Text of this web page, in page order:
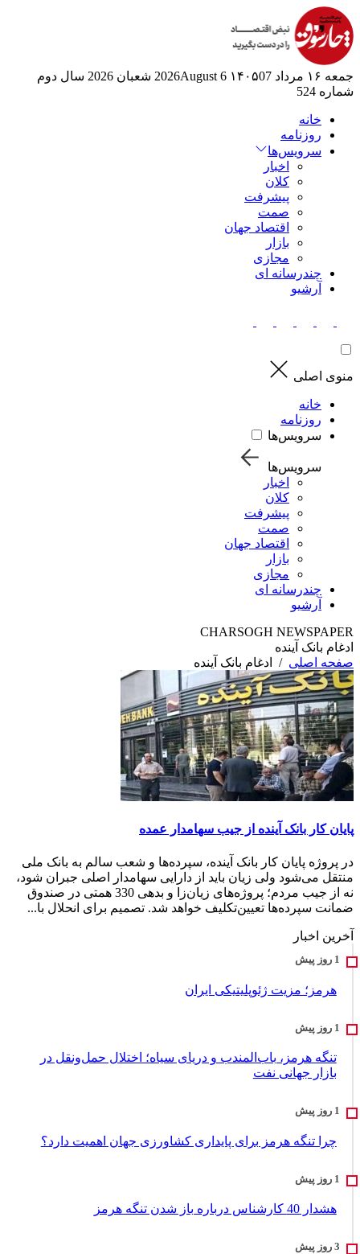
جمعه ۱۶ مرداد ۱۴۰۵ 07 2026August 6 شعبان 2026
سال دوم
شماره 524
خانه
روزنامه
سرویس‌ها
اخبار
کلان
پیشرفت
صمت
اقتصاد جهان
بازار
مجازی
چندرسانه ای
آرشیو
منوی اصلی
خانه
روزنامه
سرویس‌ها
سرویس‌ها
اخبار
کلان
پیشرفت
صمت
اقتصاد جهان
بازار
مجازی
چندرسانه ای
آرشیو
CHARSOGH NEWSPAPER
ادغام بانک آینده
صفحه اصلی / ادغام بانک آینده
پایان کار بانک آینده از جیب سهامدار عمده
در پروژه پایان کار بانک آینده، سپرده‌ها و شعب سالم به بانک ملی
منتقل می‌شود ولی زیان باید از دارایی سهامدار اصلی جبران شود،
نه از جیب مردم؛ پروژه‌های زیان‌زا و بدهی 330 همتی در صندوق
ضمانت سپرده‌ها تعیین‌تکلیف خواهد شد. تصمیم برای انحلال با...
آخرین اخبار
هرمز؛ مزیت ژئوپلیتیکی ایران
تنگه هرمز، باب‌المندب و دریای سیاه؛ اختلال حمل‌ونقل در
بازار جهانی نفت
چرا تنگه هرمز برای پایداری کشاورزی جهان اهمیت دارد؟
هشدار 40 کارشناس درباره باز شدن تنگه هرمز